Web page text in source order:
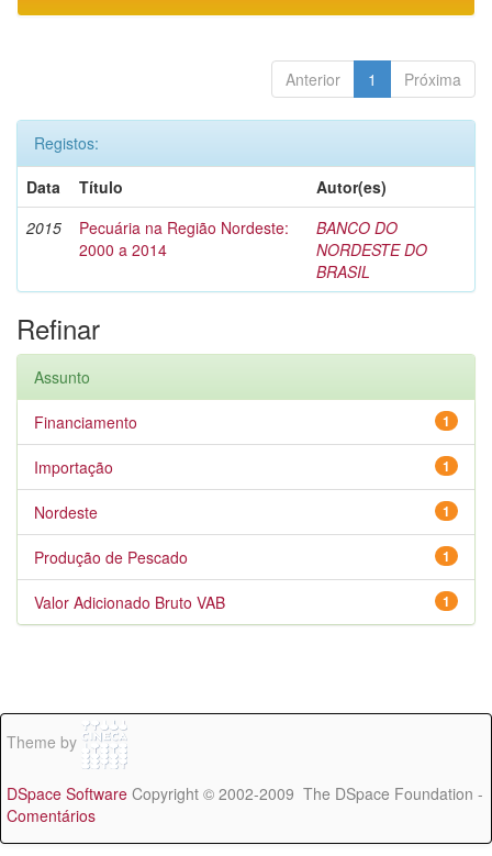
Anterior 1 Próxima
Registos:
Data
Título
Autor(es)
2015
Pecuária na Região Nordeste:
2000 a 2014
BANCO DO
NORDESTE DO
BRASIL
Refinar
Assunto
1
Financiamento
1
Importação
1
Nordeste
1
Produção de Pescado
1
Valor Adicionado Bruto VAB
Theme by
DSpace Software Copyright © 2002-2009 The DSpace Foundation -
Comentários